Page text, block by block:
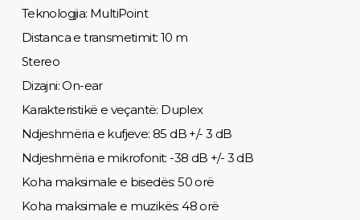
Teknologjia: MultiPoint
Distanca e transmetimit: 10 m
Stereo
Dizajni: On-ear
Karakteristikë e veçantë: Duplex
Ndjeshmëria e kufjeve: 85 dB +/- 3 dB
Ndjeshmëria e mikrofonit: -38 dB +/- 3 dB
Koha maksimale e bisedës: 50 orë
Koha maksimale e muzikës: 48 orë